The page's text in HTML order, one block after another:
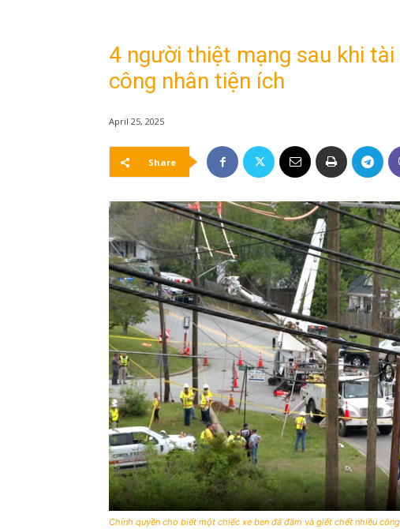
4 người thiệt mạng sau khi
công nhân tiện ích
April 25, 2025
Share
Chính quyền cho biết một chiếc xe ben đã đâm và giết chết nhiều